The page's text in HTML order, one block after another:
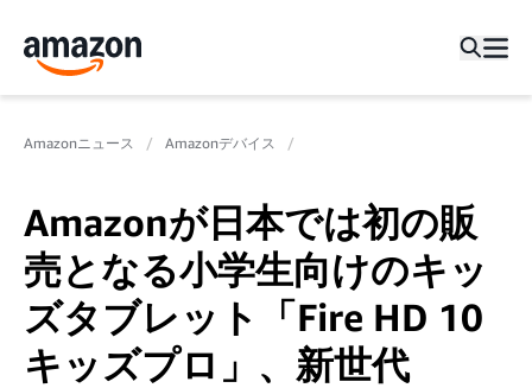
Amazonニュース Amazonデバイス
Amazonが日本では初の販
売となる小学生向けのキッ
ズタブレット「Fire HD 10
キッズプロ」、新世代